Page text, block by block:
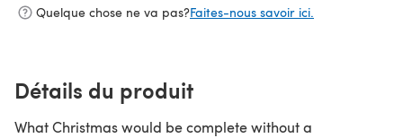
Quelque chose ne va pas?Faites-nous savoir ici.
Détails du produit
What Christmas would be complete without a